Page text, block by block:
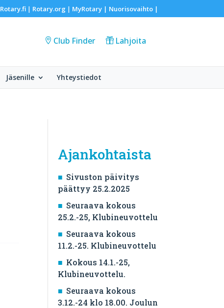
Rotary.fi| Rotary.org | MyRotary | Nuorisovaihto|
Club Finder Lahjoita
Jäsenille Yhteystiedot
Ajankohtaista
Sivuston päivitys
päättyy 25.2.2025
Seuraava kokous
25.2.-25, Klubineuvottelu
Seuraava kokous
11.2.-25. Klubineuvottelu
Kokous 14.1.-25,
Klubineuvottelu.
Seuraava kokous
3.12.-24 klo 18.00. Joulun